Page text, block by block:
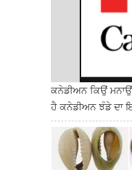
ਕਨੇਡੀਅਨ ਕਿਉਂ
ਹੈ ਕਨੇਡੀਅਨ ਝੰਡੇ ਦਾ